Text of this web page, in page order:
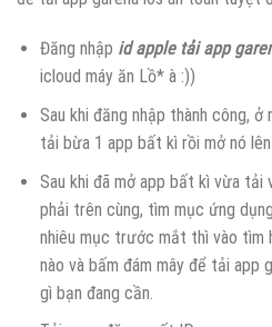
Đăng nhập id apple tải app
icloud máy ăn Lồ* à :))
Sau khi đăng nhập thành công, ở
tải bừa 1 app bất kì rồi mở nó lên
Sau khi đã mở app bất kì vừa tải
phải trên cùng, tìm mục ứng
nhiêu mục trước mắt thì vào
nào và bấm đám mây để tải app
gì bạn đang cần.